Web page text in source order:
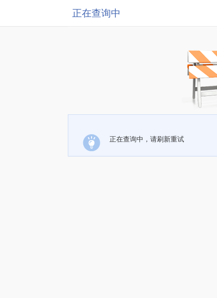
正在查询中
正在查询中，请刷新重试